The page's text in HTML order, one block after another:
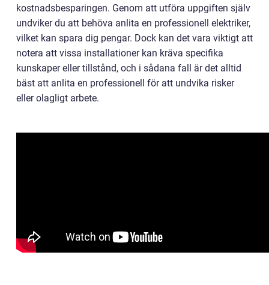
kostnadsbesparingen. Genom att utföra uppgiften själv
undviker du att behöva anlita en professionell elektriker,
vilket kan spara dig pengar. Dock kan det vara viktigt att
notera att vissa installationer kan kräva specifika
kunskaper eller tillstånd, och i sådana fall är det alltid
bäst att anlita en professionell för att undvika risker
eller olagligt arbete.